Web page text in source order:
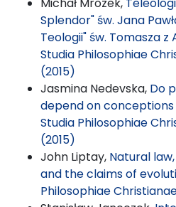
Splendor" św. Jana
Teologii" św. Tomasza z
Studia Philosophiae
(2015)
Jasmina Nedevska, Do
depend on
Studia Philosophiae
(2015)
John Liptay, Natural
and the claims of
Philosophiae